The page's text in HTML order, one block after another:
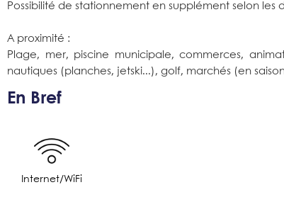
Possibilité de stationnement en supplément selon les
A proximité :
Plage, mer, piscine municipale, commerces,
nautiques (planches, jetski...), golf, marchés (en
En Bref
Internet/WiFi